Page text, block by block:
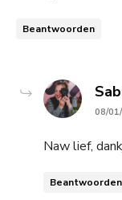
Beantwoorden
08/
Naw lief,
Beantwoorden